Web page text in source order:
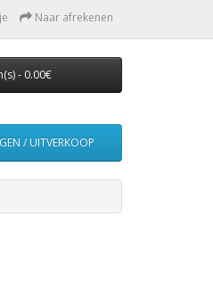
Naar afrekenen
- 0.00€
/ UITVERKOOP